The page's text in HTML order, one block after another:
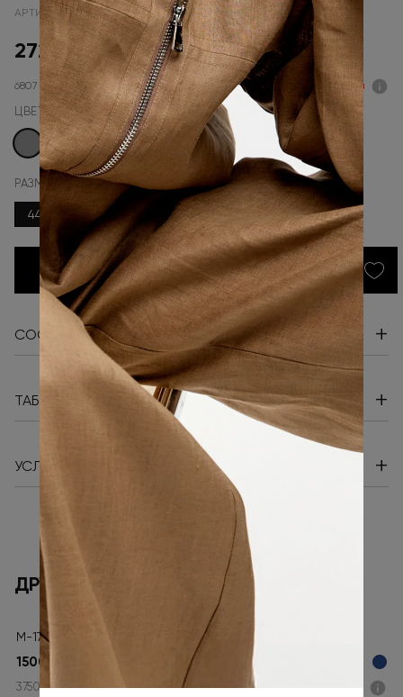
АРТИКУЛ: 22005
27230 ₽ 38900 ₽
6807 ₽ x 4 Подели
ЦВЕТ
РАЗМЕР
44 46
В КОРЗИНУ
СОСТАВ И УХОД +
ТАБЛИЦА РАЗМЕРОВ +
УСЛОВИЯ ДОСТАВКИ +
ДРУГИЕ МОДЕЛИ
М-17-63
15000 ₽
3750 ₽ x 4